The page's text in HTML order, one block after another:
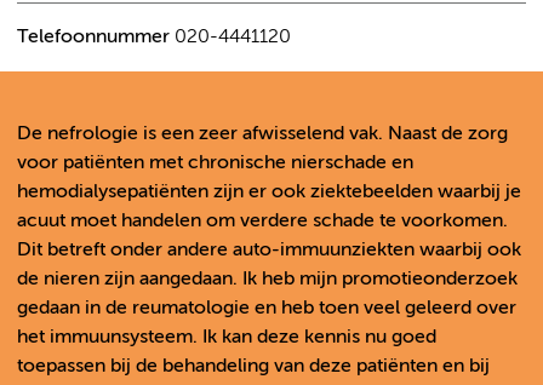
Telefoonnummer 020-4441120
De nefrologie is een zeer afwisselend vak. Naast de zorg
voor patiënten met chronische nierschade en
hemodialysepatiënten zijn er ook ziektebeelden waarbij je
acuut moet handelen om verdere schade te voorkomen.
Dit betreft onder andere auto-immuunziekten waarbij ook
de nieren zijn aangedaan. Ik heb mijn promotieonderzoek
gedaan in de reumatologie en heb toen veel geleerd over
het immuunsysteem. Ik kan deze kennis nu goed
toepassen bij de behandeling van deze patiënten en bij